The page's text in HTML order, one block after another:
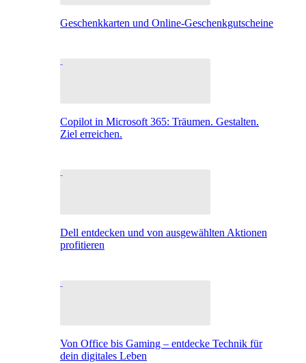
Geschenkkarten und Online-Geschenkgutscheine
Copilot in Microsoft 365: Träumen. Gestalten.
Ziel erreichen.
Dell entdecken und von ausgewählten Aktionen
profitieren
Von Office bis Gaming – entdecke Technik für
dein digitales Leben